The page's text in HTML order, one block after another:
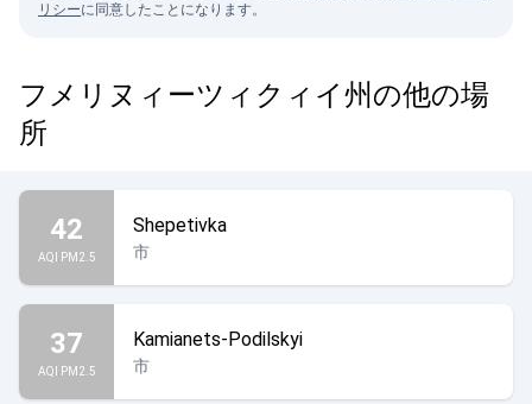
リシーに同意したことになります。
フメリヌィーツィクィイ州の他の場
所
42
AQI PM2.5
Shepetivka
市
37
AQI PM2.5
Kamianets-Podilskyi
市